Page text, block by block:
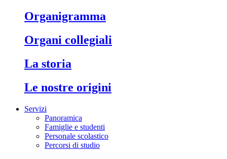
organigramma
organi collegiali
la storia
le nostre origini
Servizi
Panoramica
Famiglie e studenti
Personale scolastico
Percorsi di studio